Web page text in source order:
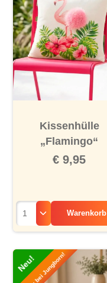
Kissenhülle
„Flamingo“
€ 9,95
Warenkorb
Neu!